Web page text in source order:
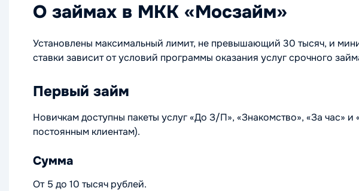
О займах в МКК «Мосзайм»
Установлены максимальный лимит, не превышающий 30 тысяч, и
ставки зависит от условий программы оказания услуг срочного
Первый займ
Новичкам доступны пакеты услуг «До З/П», «Знакомство», «За час»
постоянным клиентам).
Сумма
От 5 до 10 тысяч рублей.